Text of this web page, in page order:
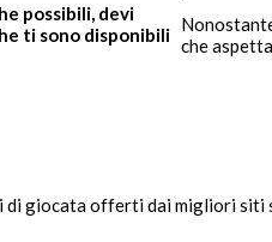
possibili, devi
ti sono disponibili che
di giocata offerti dai migliori siti